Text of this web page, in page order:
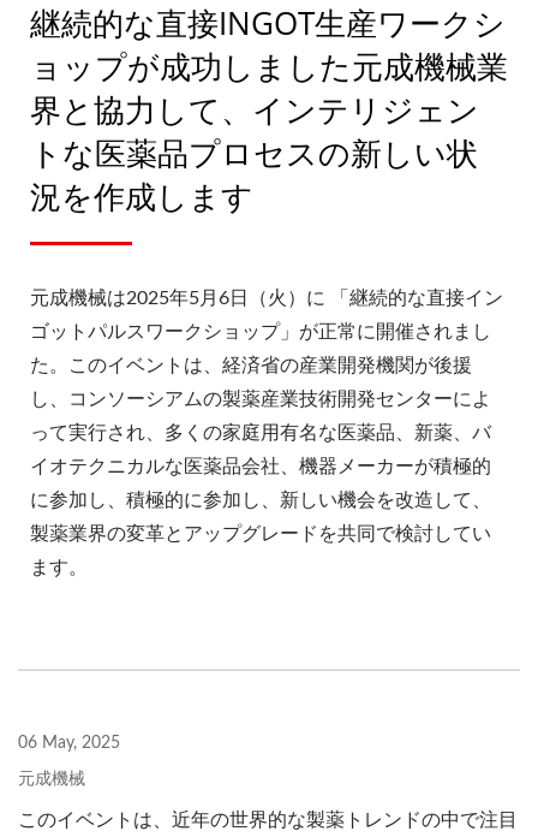
継続的な直接INGOT生産ワークシ
ョップが成功しました元成機械業
界と協力して、インテリジェン
トな医薬品プロセスの新しい状
況を作成します
元成機械は2025年5月6日（火）に 「継続的な直接イン
ゴットパルスワークショップ」が正常に開催されまし
た。このイベントは、経済省の産業開発機関が後援
し、コンソーシアムの製薬産業技術開発センターによ
って実行され、多くの家庭用有名な医薬品、新薬、バ
イオテクニカルな医薬品会社、機器メーカーが積極的
に参加し、積極的に参加し、新しい機会を改造して、
製薬業界の変革とアップグレードを共同で検討してい
ます。
06 May, 2025
元成機械
このイベントは、近年の世界的な製薬トレンドの中で注目